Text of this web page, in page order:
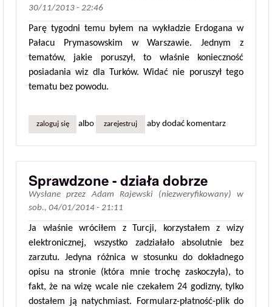
30/11/2013 - 22:46
Parę tygodni temu byłem na wykładzie Erdogana w
Pałacu Prymasowskim w Warszawie. Jednym z
tematów, jakie poruszył, to właśnie konieczność
posiadania wiz dla Turków. Widać nie poruszył tego
tematu bez powodu.
zaloguj się albo zarejestruj aby dodać komentarz
Sprawdzone - działa dobrze
Wysłane przezAdam Rajewski (niezweryfikowany) w
sob., 04/01/2014 - 21:11
Ja właśnie wróciłem z Turcji, korzystałem z wizy
elektronicznej, wszystko zadziałało absolutnie bez
zarzutu. Jedyna różnica w stosunku do dokładnego
opisu na stronie (która mnie trochę zaskoczyła), to
fakt, że na wizę wcale nie czekałem 24 godizny, tylko
dostałem ją natychmiast. Formularz-płatność-plik do